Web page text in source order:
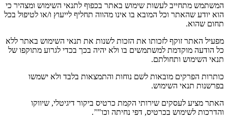
המשתמש מתחייב לעשות שימוש באתר בכפוף לתנאי השימוש ומצהיר כי
הוא יודע שהאתר וכל המובא בו אינו מהווה תחליף לייעוץ ו/או לטיפול בכל
תחום שהוא.
מפעיל האתר זוקף לזכותו את הזכות לשנות את תנאי השימוש באתר ללא
כל הודעה מוקדמת למשתמשים בו ולא יהיה בכך בכדי לגרוע מתוקפו של
תנאי השימוש ותחולתם.
כותרות הפרקים מובאות לשם נוחות והתמצאות בלבד ולא ישמשו
בפרשנות תנאי השימוש.
האתר מציע לעסקים שירותי הקמת כרטיס ביקור דיגיטלי, שיווקו
והדרכות לשימוש בכרטיס, דפי נחיתה וכו"'’.